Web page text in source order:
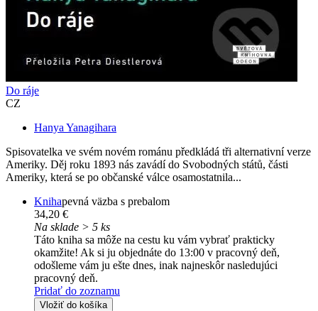
Do ráje
CZ
Hanya Yanagihara
Spisovatelka ve svém novém románu předkládá tři alternativní verze
Ameriky. Děj roku 1893 nás zavádí do Svobodných států, části
Ameriky, která se po občanské válce osamostatnila...
Knihapevná väzba s prebalom
34,20 €
Na sklade > 5 ks
Táto kniha sa môže na cestu ku vám vybrať prakticky
okamžite! Ak si ju objednáte do 13:00 v pracovný deň,
odošleme vám ju ešte dnes, inak najneskôr nasledujúci
pracovný deň.
Pridať do zoznamu
Vložiť do košíka